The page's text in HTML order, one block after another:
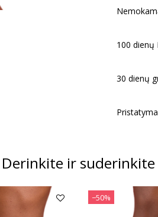
100 dienų
30 dienų
Derinkite ir suderinkite
−50%